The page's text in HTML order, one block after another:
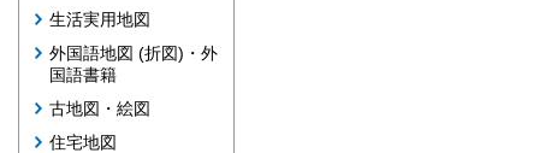
生活実用地図
外国語地図 (折図)・外
国語書籍
古地図・絵図
住宅地図